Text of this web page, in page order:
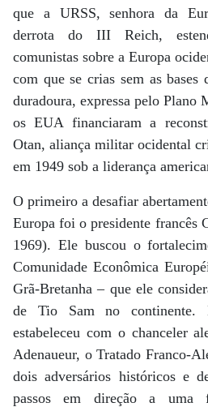
que a URSS, senhora da
derrota do III Reich,
comunistas sobre a Europa
com que se crias sem as bases
duradoura, expressa pelo Plano
os EUA financiaram a
Otan, aliança militar ocidental
em 1949 sob a liderança
O primeiro a desafiar
Europa foi o presidente francês
1969). Ele buscou o
Comunidade Econômica
Grã-Bretanha – que ele
de Tio Sam no continente.
estabeleceu com o chanceler
Adenaueur, o Tratado Franco-
dois adversários históricos e
passos em direção a uma